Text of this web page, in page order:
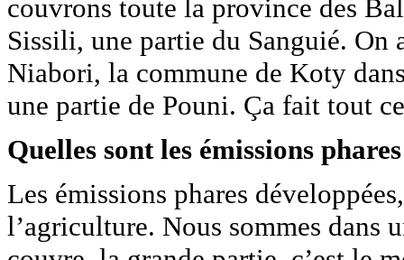
couvrons toute la province des
Sissili, une partie du Sanguié. On
Niabori, la commune de Koty
une partie de Pouni. Ça fait tout
Quelles sont les émissions
Les émissions phares
l’agriculture. Nous sommes dans